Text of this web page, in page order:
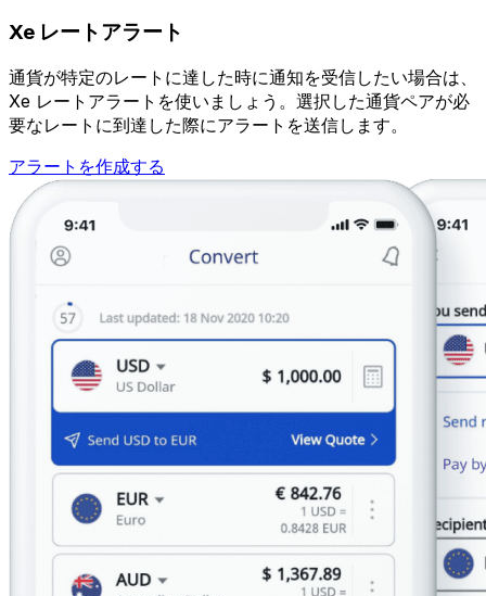
Xe レートアラート
通貨が特定のレートに達した時に通知を受信したい場合は、
Xe レートアラートを使いましょう。選択した通貨ペアが必
要なレートに到達した際にアラートを送信します。
アラートを作成する